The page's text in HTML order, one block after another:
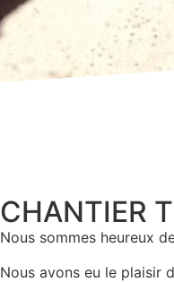
CHANTIER
Nous sommes heureux
Nous avons eu le plaisir